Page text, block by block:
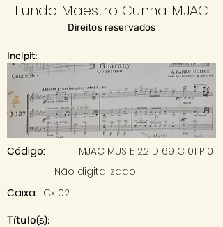
Fundo Maestro Cunha MJAC
Direitos reservados
Incipit:
Código:
MJAC MUS E 2.2 D 69 C 01 P 01
Não digitalizado
Caixa: Cx 02
Título(s):